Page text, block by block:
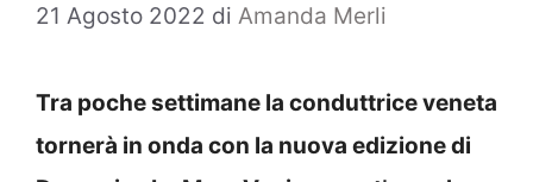
21 Agosto 2022 di Amanda Merli
Tra poche settimane la conduttrice veneta
tornerà in onda con la nuova edizione di